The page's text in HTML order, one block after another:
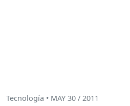
Tecnología • MAY 30 / 2011